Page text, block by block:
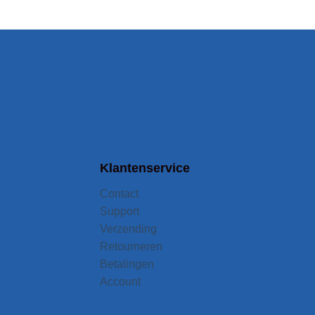
Klantenservice
Contact
Support
Verzending
Retourneren
Betalingen
Account